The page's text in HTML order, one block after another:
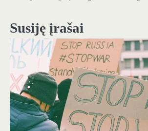
Susiję įrašai